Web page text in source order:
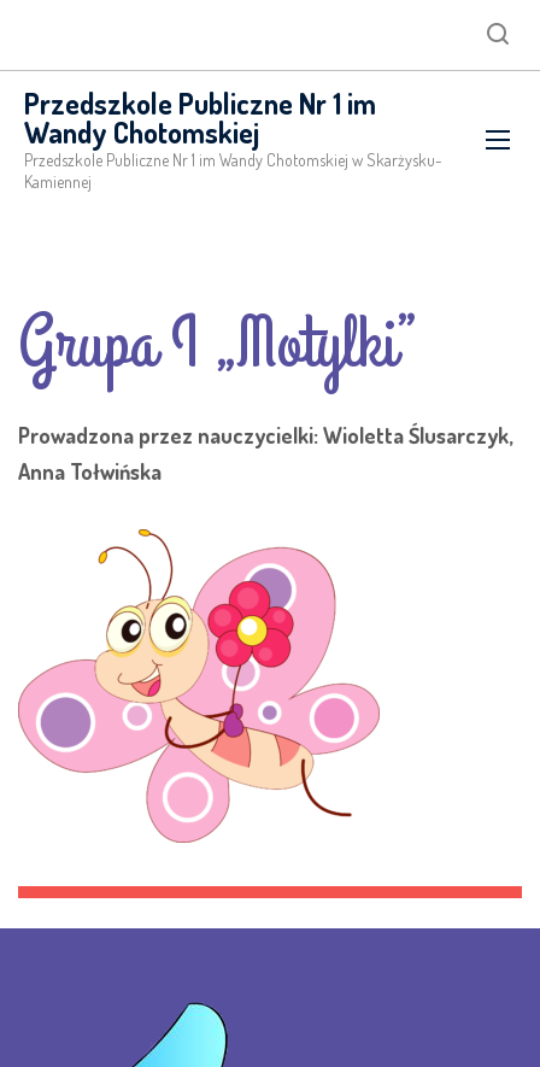
Przedszkole Publiczne Nr 1 im
Wandy Chotomskiej
Przedszkole Publiczne Nr 1 im Wandy Chotomskiej w Skarżysku-
Kamiennej
Grupa I „Motylki”
Prowadzona przez nauczycielki: Wioletta Ślusarczyk,
Anna Tołwińska